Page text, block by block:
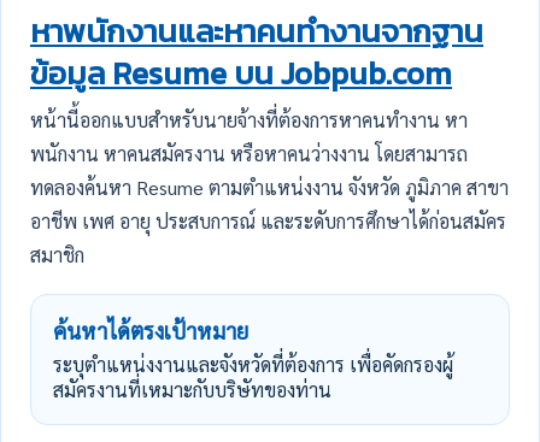
หาพนักงานและหาคนทำงานจากฐาน
ข้อมูล Resume บน Jobpub.com
หน้านี้ออกแบบสำหรับนายจ้างที่ต้องการหาคนทำงาน หา
พนักงาน หาคนสมัครงาน หรือหาคนว่างงาน โดยสามารถ
ทดลองค้นหา Resume ตามตำแหน่งงาน จังหวัด ภูมิภาค สาขา
อาชีพ เพศ อายุ ประสบการณ์ และระดับการศึกษาได้ก่อนสมัคร
สมาชิก
ค้นหาได้ตรงเป้าหมาย
ระบุตำแหน่งงานและจังหวัดที่ต้องการ เพื่อคัดกรองผู้
สมัครงานที่เหมาะกับบริษัทของท่าน